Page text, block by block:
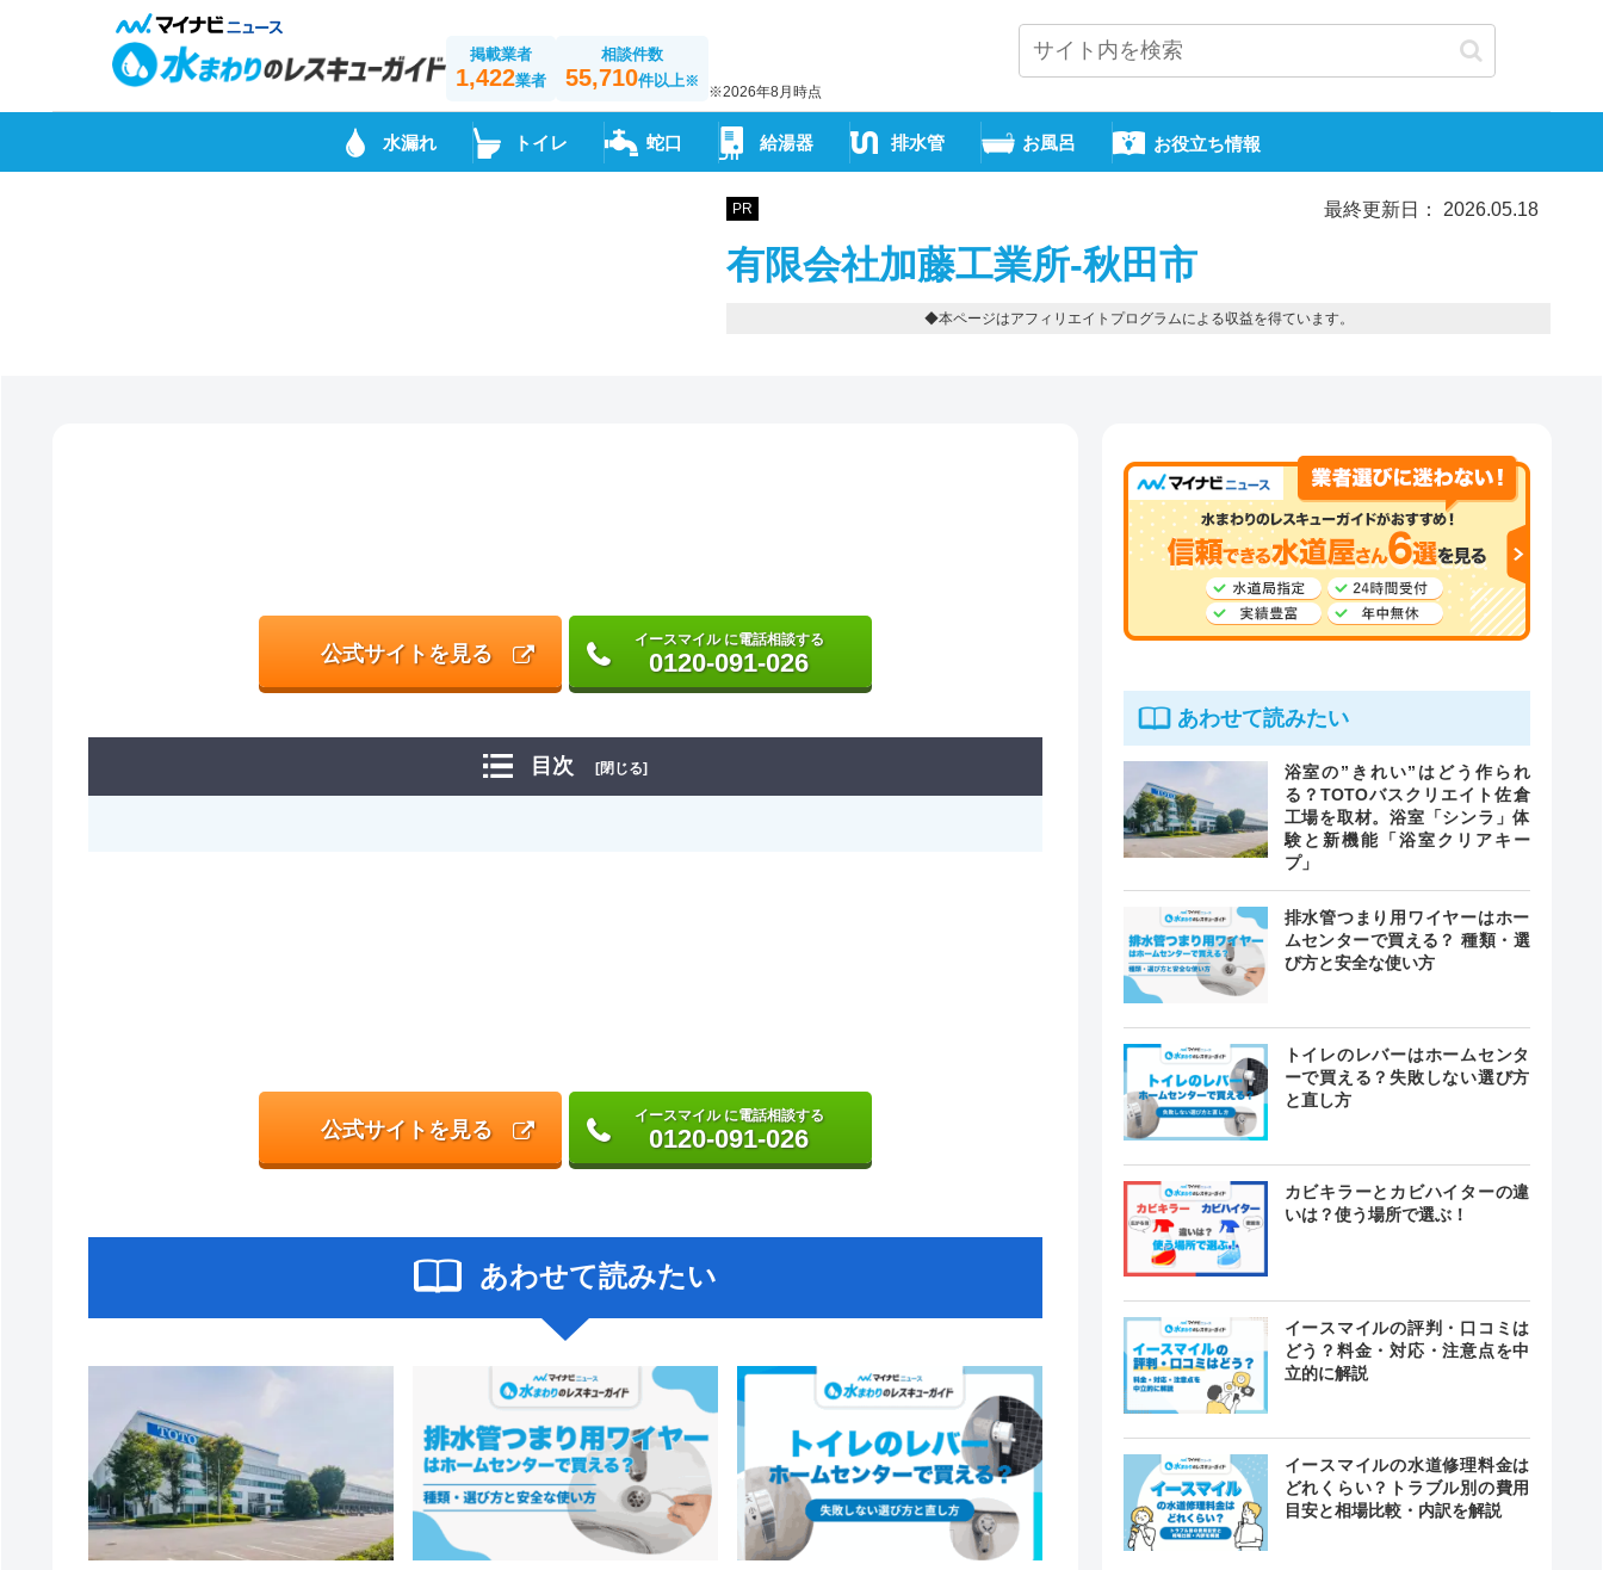
掲載業者
1,422業者
相談件数
55,710件以上※
※2026年8月時点
水漏れ トイレ 蛇口 給湯器 排水管 お風呂 お役立ち情報
PR 最終更新日： 2026.05.18
有限会社加藤工業所-秋田市
◆本ページはアフィリエイトプログラムによる収益を得ています。
公式サイトを見る
イースマイル に電話相談する
0120-091-026
目次 [閉じる]
公式サイトを見る
イースマイル に電話相談する
0120-091-026
あわせて読みたい
あわせて読みたい
浴室の”きれい”はどう作られ
る？TOTOバスクリエイト佐倉
工場を取材。浴室「シンラ」体
験と新機能「浴室クリアキー
プ」
排水管つまり用ワイヤーはホー
ムセンターで買える？ 種類・選
び方と安全な使い方
トイレのレバーはホームセンタ
ーで買える？失敗しない選び方
と直し方
カビキラーとカビハイターの違
いは？使う場所で選ぶ！
イースマイルの評判・口コミは
どう？料金・対応・注意点を中
立的に解説
イースマイルの水道修理料金は
どれくらい？トラブル別の費用
目安と相場比較・内訳を解説